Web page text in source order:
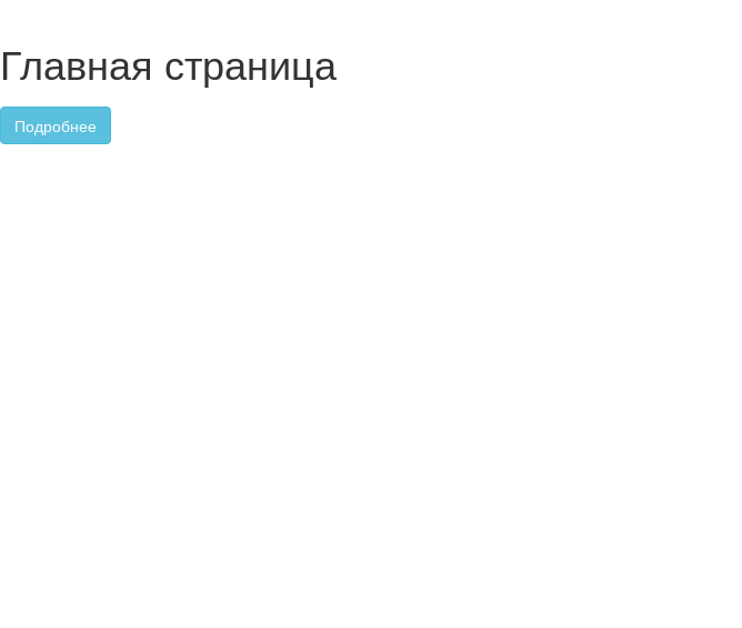
Главная страница
Подробнее